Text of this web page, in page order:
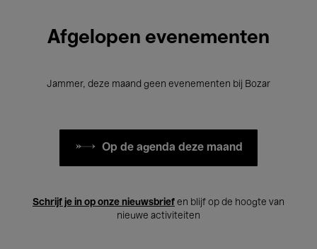
Afgelopen evenementen
Jammer, deze maand geen evenementen bij Bozar
Op de agenda deze maand
Schrijf je in op onze nieuwsbrief en blijf op de hoogte van
nieuwe activiteiten